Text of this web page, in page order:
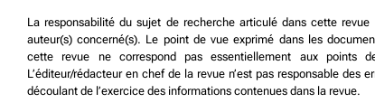
La responsabilité du sujet de recherche articulé dans cette
auteur(s) concerné(s). Le point de vue exprimé dans les
cette revue ne correspond pas essentiellement aux points
L’éditeur/rédacteur en chef de la revue n’est pas responsable des
découlant de l’exercice des informations contenues dans la revue.